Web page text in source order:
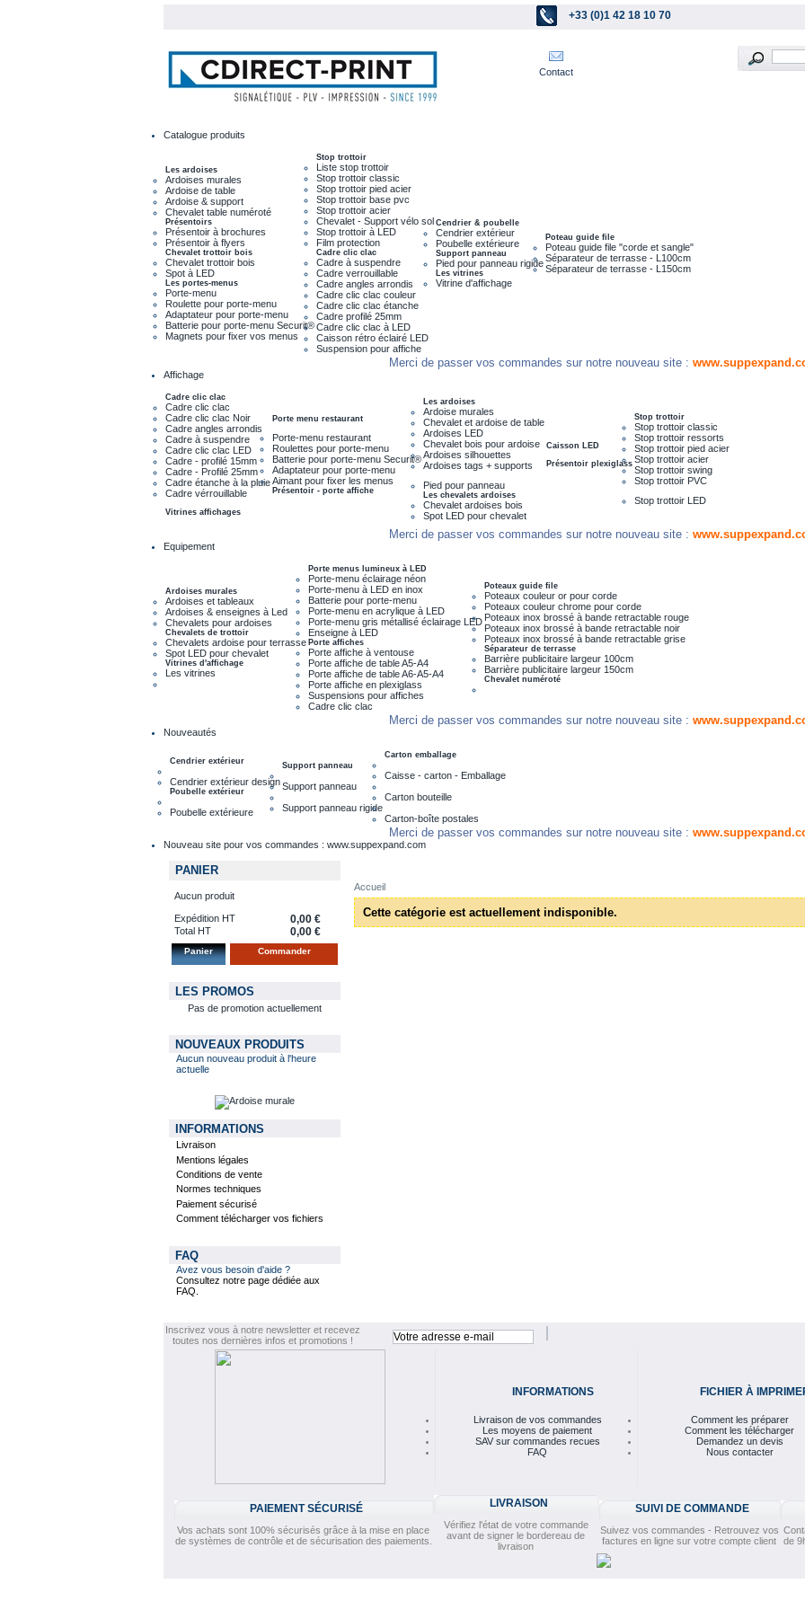
+33 (0)1 42 18 10 70
Contact
Catalogue produits
Les ardoises
Ardoises murales
Ardoise de table
Ardoise & support
Chevalet table numéroté
Présentoirs
Présentoir à brochures
Présentoir à flyers
Chevalet trottoir bois
Chevalet trottoir bois
Spot à LED
Les portes-menus
Porte-menu
Roulette pour porte-menu
Adaptateur pour porte-menu
Batterie pour porte-menu Securit®
Magnets pour fixer vos menus
Stop trottoir
Liste stop trottoir
Stop trottoir classic
Stop trottoir pied acier
Stop trottoir base pvc
Stop trottoir acier
Chevalet - Support vélo sol
Stop trottoir à LED
Film protection
Cadre clic clac
Cadre à suspendre
Cadre verrouillable
Cadre angles arrondis
Cadre clic clac couleur
Cadre clic clac étanche
Cadre profilé 25mm
Cadre clic clac à LED
Caisson rétro éclairé LED
Suspension pour affiche
Cendrier & poubelle
Cendrier extérieur
Poubelle extérieure
Support panneau
Pied pour panneau rigide
Les vitrines
Vitrine d'affichage
Poteau guide file
Poteau guide file "corde et sangle"
Séparateur de terrasse - L100cm
Séparateur de terrasse - L150cm
Merci de passer vos commandes sur notre nouveau site :
Affichage
Cadre clic clac
Cadre clic clac
Cadre clic clac Noir
Cadre angles arrondis
Cadre à suspendre
Cadre clic clac LED
Cadre - profilé 15mm
Cadre - Profilé 25mm
Cadre étanche à la pluie
Cadre vérrouillable
Vitrines affichages
Porte menu restaurant
Porte-menu restaurant
Roulettes pour porte-menu
Batterie pour porte-menu Securit®
Adaptateur pour porte-menu
Aimant pour fixer les menus
Présentoir - porte affiche
Les ardoises
Ardoise murales
Chevalet et ardoise de table
Ardoises LED
Chevalet bois pour ardoise
Ardoises silhouettes
Ardoises tags + supports
Pied pour panneau
Les chevalets ardoises
Chevalet ardoises bois
Spot LED pour chevalet
Caisson LED
Présentoir plexiglass
Stop trottoir
Stop trottoir classic
Stop trottoir ressorts
Stop trottoir pied acier
Stop trottoir acier
Stop trottoir swing
Stop trottoir PVC
Stop trottoir LED
Merci de passer vos commandes sur notre nouveau site :
Equipement
Ardoises murales
Ardoises et tableaux
Ardoises & enseignes à Led
Chevalets pour ardoises
Chevalets de trottoir
Chevalets ardoise pour terrasse
Spot LED pour chevalet
Vitrines d'affichage
Les vitrines
Porte menus lumineux à LED
Porte-menu éclairage néon
Porte-menu à LED en inox
Batterie pour porte-menu
Porte-menu en acrylique à LED
Porte-menu gris métallisé éclairage LED
Enseigne à LED
Porte affiches
Porte affiche à ventouse
Porte affiche de table A5-A4
Porte affiche de table A6-A5-A4
Porte affiche en plexiglass
Suspensions pour affiches
Cadre clic clac
Poteaux guide file
Poteaux couleur or pour corde
Poteaux couleur chrome pour corde
Poteaux inox brossé à bande retractable rouge
Poteaux inox brossé à bande retractable noir
Poteaux inox brossé à bande retractable grise
Séparateur de terrasse
Barrière publicitaire largeur 100cm
Barrière publicitaire largeur 150cm
Chevalet numéroté
Merci de passer vos commandes sur notre nouveau site :
Nouveautés
Cendrier extérieur
Cendrier extérieur design
Poubelle extérieur
Poubelle extérieure
Support panneau
Support panneau
Support panneau rigide
Carton emballage
Caisse - carton - Emballage
Carton bouteille
Carton-boîte postales
Merci de passer vos commandes sur notre nouveau site :
Nouveau site pour vos commandes : www.suppexpand.com
PANIER
Aucun produit
Expédition HT 0,00 €
Total HT 0,00 €
Panier Commander
LES PROMOS
Pas de promotion actuellement
NOUVEAUX PRODUITS
Aucun nouveau produit à l'heure
actuelle
INFORMATIONS
Livraison
Mentions légales
Conditions de vente
Normes techniques
Paiement sécurisé
Comment télécharger vos fichiers
FAQ
Avez vous besoin d'aide ?
Consultez notre page dédiée aux
FAQ.
Accueil
Cette catégorie est actuellement indisponible.
Inscrivez vous à notre newsletter et recevez
toutes nos dernières infos et promotions !
INFORMATIONS
Livraison de vos commandes
Les moyens de paiement
SAV sur commandes recues
FAQ
FICHIER À
Comment les préparer
Comment les télécharger
Demandez un devis
Nous contacter
PAIEMENT SÉCURISÉ
Vos achats sont 100% sécurisés grâce à la mise en place
de systèmes de contrôle et de sécurisation des paiements.
LIVRAISON
Vérifiez l'état de votre commande
avant de signer le bordereau de
livraison
SUIVI DE COMMANDE
Suivez vos commandes - Retrouvez vos
factures en ligne sur votre compte client
de